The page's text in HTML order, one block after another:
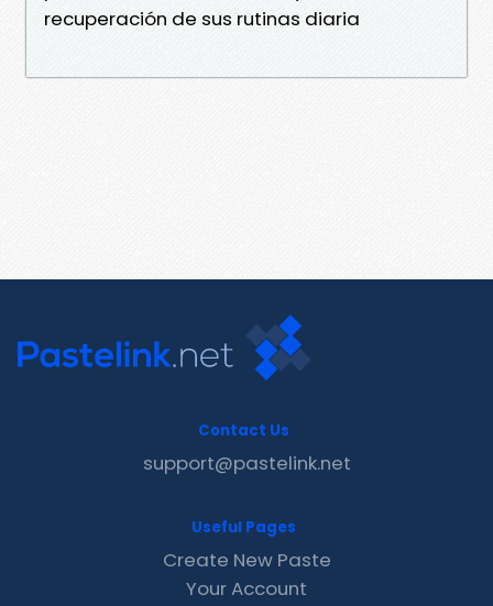
recuperación de sus rutinas diaria
Contact Us
support@pastelink.net
Useful Pages
Create New Paste
Your Account